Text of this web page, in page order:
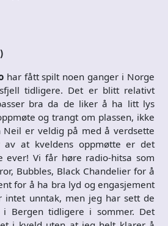
har fått spilt noen ganger i Norge
tidligere. Det er blitt relativt
bra da de liker å ha litt lys
og trangt om plassen, ikke
Neil er veldig på med å verdsette
av at kveldens oppmøtte er det
ever! Vi får høre radio-hitsa som
Bubbles, Black Chandelier for å
for å ha bra lyd og engasjement
intet unntak, men jeg har sett de
i Bergen tidligere i sommer. Det